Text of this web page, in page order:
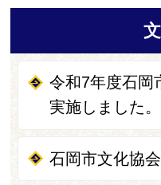
令和7年度石岡
実施しました。
石岡市文化協会